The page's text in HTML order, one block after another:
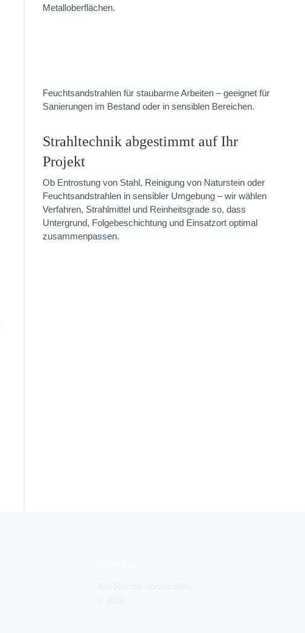
Metalloberflächen.
Feuchtsandstrahlen für staubarme Arbeiten – geeignet für
Sanierungen im Bestand oder in sensiblen Bereichen.
Strahltechnik abgestimmt auf Ihr
Projekt
Ob Entrostung von Stahl, Reinigung von Naturstein oder
Feuchtsandstrahlen in sensibler Umgebung – wir wählen
Verfahren, Strahlmittel und Reinheitsgrade so, dass
Untergrund, Folgebeschichtung und Einsatzort optimal
zusammenpassen.